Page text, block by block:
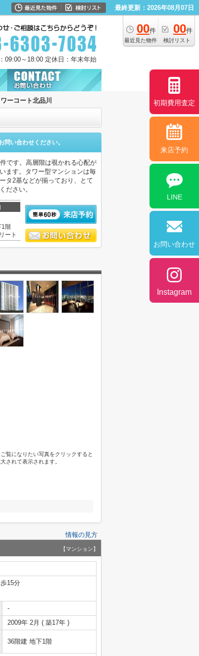
最終更新：2026年08月07日
00件
最近見た物件
00件
検討リスト
09:00～18:00 定休日：年末年始
ーコート北品川
問い合わせください。
です。高層階は覗かれる心配が
ます。タワー型マンションは毎
タ2基などが揃っており、とて
ださい。
1階
ート
覧になりたい写真をクリックすると
されて表示されます。
情報の見方
【マンション】
15分
-
2009年 2月 ( 築17年 )
36階建 地下1階
初期費用査定
来店予約
LINE
お問い合わせ
Instagram